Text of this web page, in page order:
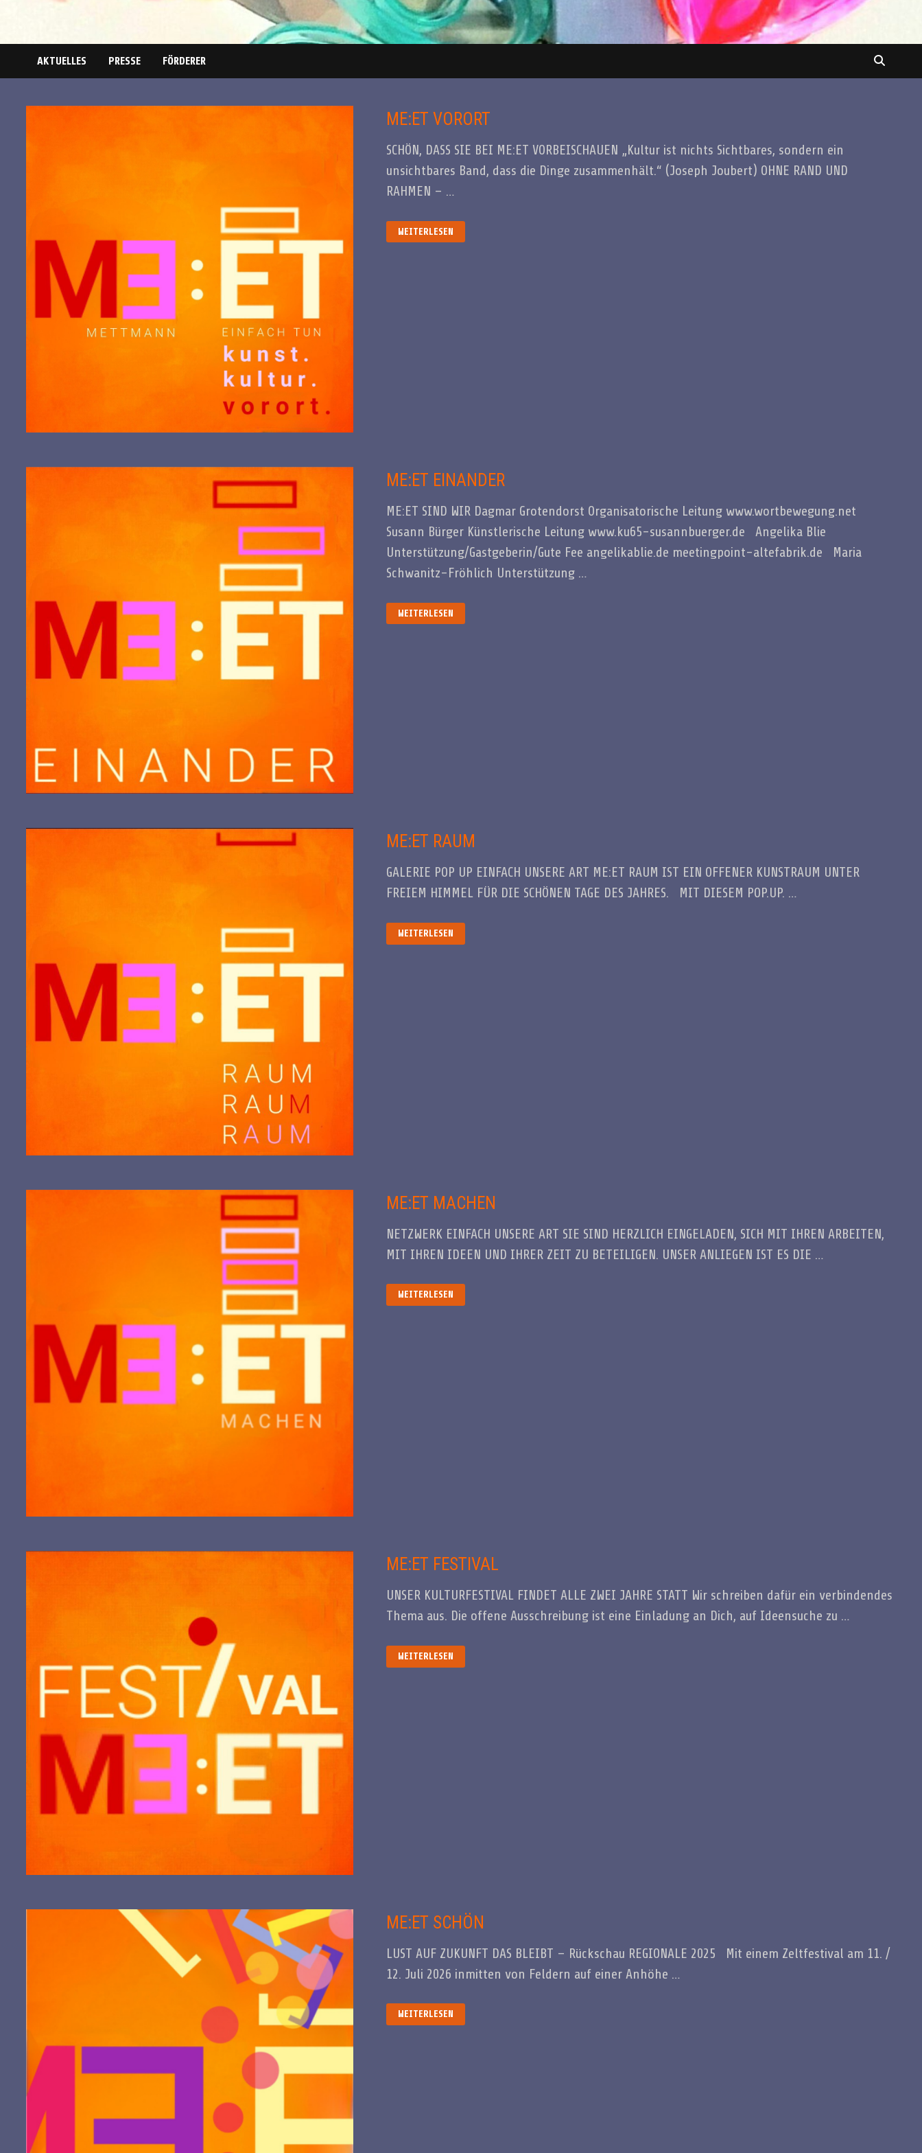
AKTUELLES PRESSE FÖRDERER
ME:ET VORORT
SCHÖN, DASS SIE BEI ME:ET VORBEISCHAUEN „Kultur ist nichts Sichtbares, sondern ein
unsichtbares Band, dass die Dinge zusammenhält.“ (Joseph Joubert) OHNE RAND UND
RAHMEN – …
ME:ET
VORORT
WEITERLESEN
ME:ET EINANDER
ME:ET SIND WIR Dagmar Grotendorst Organisatorische Leitung www.wortbewegung.net
Susann Bürger Künstlerische Leitung www.ku65-susannbuerger.de Angelika Blie
Unterstützung/Gastgeberin/Gute Fee angelikablie.de meetingpoint-altefabrik.de Maria
Schwanitz-Fröhlich Unterstützung …
ME:ET
EINANDER
WEITERLESEN
ME:ET RAUM
GALERIE POP UP EINFACH UNSERE ART ME:ET RAUM IST EIN OFFENER KUNSTRAUM UNTER
FREIEM HIMMEL FÜR DIE SCHÖNEN TAGE DES JAHRES. MIT DIESEM POP.UP. …
ME:ET
RAUM
WEITERLESEN
ME:ET MACHEN
NETZWERK EINFACH UNSERE ART SIE SIND HERZLICH EINGELADEN, SICH MIT IHREN ARBEITEN,
MIT IHREN IDEEN UND IHRER ZEIT ZU BETEILIGEN. UNSER ANLIEGEN IST ES DIE …
ME:ET
MACHEN
WEITERLESEN
ME:ET FESTIVAL
UNSER KULTURFESTIVAL FINDET ALLE ZWEI JAHRE STATT Wir schreiben dafür ein verbindendes
Thema aus. Die offene Ausschreibung ist eine Einladung an Dich, auf Ideensuche zu …
ME:ET
FESTIVAL
WEITERLESEN
ME:ET SCHÖN
LUST AUF ZUKUNFT DAS BLEIBT – Rückschau REGIONALE 2025 Mit einem Zeltfestival am 11. /
12. Juli 2026 inmitten von Feldern auf einer Anhöhe …
ME:ET
SCHÖN
WEITERLESEN